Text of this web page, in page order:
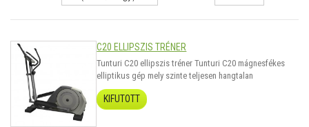
C20 ELLIPSZIS TRÉNER
Tunturi C20 ellipszis tréner Tunturi C20 mágnesfékes
elliptikus gép mely szinte teljesen hangtalan
működésével és 28 kg-os lendítőtömegével megfelel
minden igénynek. A Tunturi C20 ellipszis tréner nagy
előnye, hogy nem igényel hálózati áramforrást,
KIFUTOTT